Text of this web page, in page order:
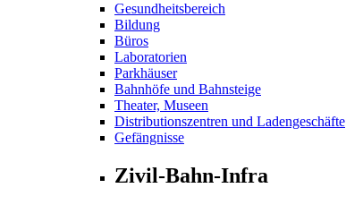
Gesundheitsbereich
Bildung
Büros
Laboratorien
Parkhäuser
Bahnhöfe und Bahnsteige
Theater, Museen
Distributionszentren und Ladengeschäfte
Gefängnisse
Zivil-Bahn-Infra